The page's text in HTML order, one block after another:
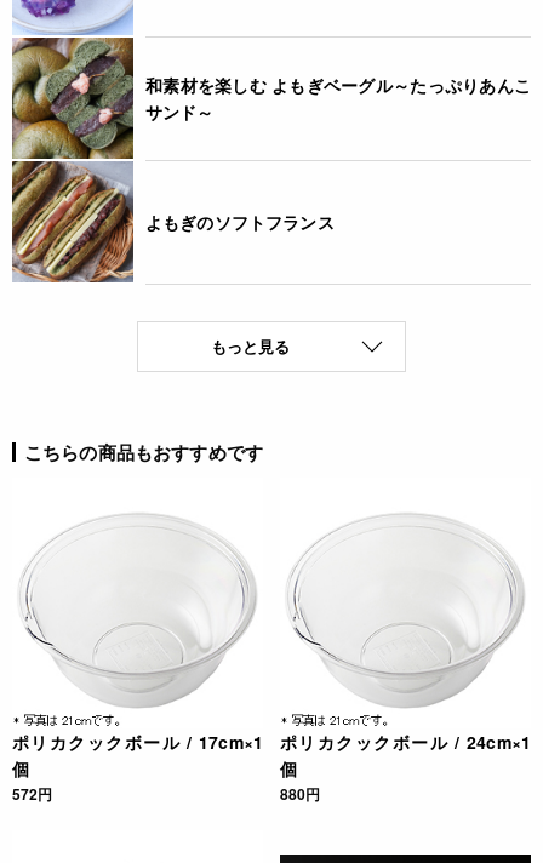
和素材を楽しむ よもぎベーグル～たっぷりあんこ
サンド～
よもぎのソフトフランス
もっと見る
こちらの商品もおすすめです
ポリカクックボール / 17cm×1
個
572円
ポリカクックボール / 24cm×1
個
880円